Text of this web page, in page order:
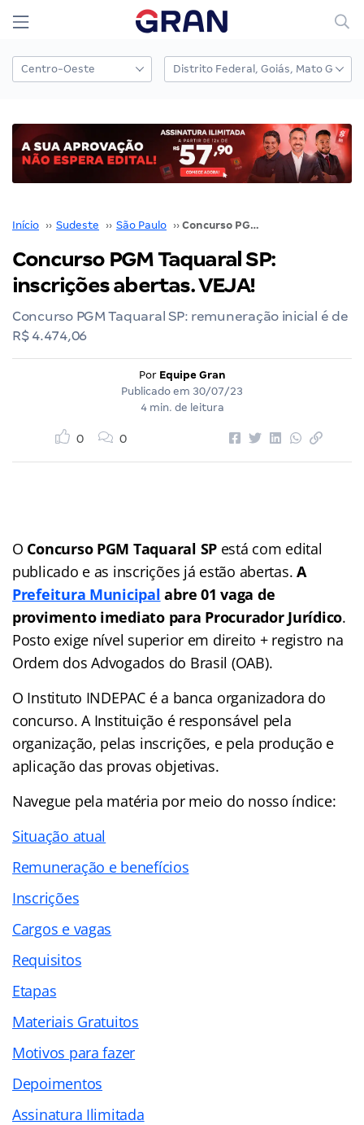
Início ›› Sudeste ›› São Paulo ›› Concurso PGM Taquaral SP: inscrições abertas. VEJA!
Concurso PGM Taquaral SP:
inscrições abertas. VEJA!
Concurso PGM Taquaral SP: remuneração inicial é de
R$ 4.474,06
Por Equipe Gran
Publicado em 30/07/23
4 min. de leitura
0 0
O Concurso PGM Taquaral SP está com edital
publicado e as inscrições já estão abertas.A
Prefeitura Municipal abre 01 vaga de
provimento imediato para Procurador Jurídico.
Posto exige nível superior em direito + registro na
Ordem dos Advogados do Brasil (OAB).
O Instituto INDEPAC é a banca organizadora do
concurso. A Instituição é responsável pela
organização, pelas inscrições, e pela produção e
aplicação das provas objetivas.
Navegue pela matéria por meio do nosso índice:
Situação atual
Remuneração e benefícios
Inscrições
Cargos e vagas
Requisitos
Etapas
Materiais Gratuitos
Motivos para fazer
Depoimentos
Assinatura Ilimitada